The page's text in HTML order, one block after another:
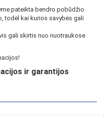
pateikta bendro pobūdžio
todėl kai kurios savybės gali
gali skirtis nuo nuotraukose
ir garantijos